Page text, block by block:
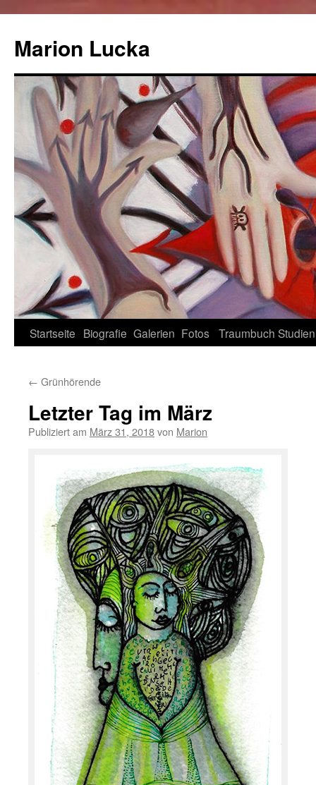
Marion Lucka
Zum
springen
Startseite Biografie Galerien Fotos Traumbuch Studien
← Grünhörende
Letzter Tag im März
Publiziert am März 31, 2018von Marion